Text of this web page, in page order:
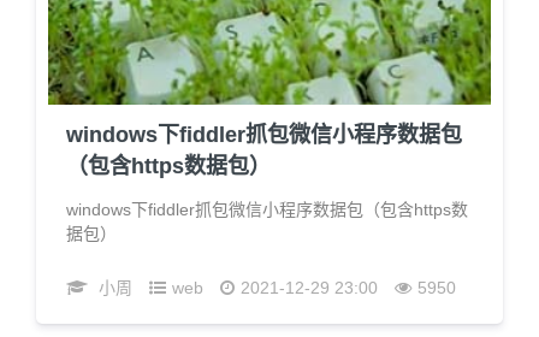
windows下fiddler抓包微信小程序数据包
（包含https数据包）
windows下fiddler抓包微信小程序数据包（包含https数
据包）
小周 web 2021-12-29 23:00 5950